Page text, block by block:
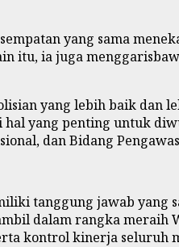
yang sama
itu, ia juga
yang lebih baik
hal yang penting untuk
dan Bidang
tanggung jawab yang
dalam rangka
kontrol kinerja